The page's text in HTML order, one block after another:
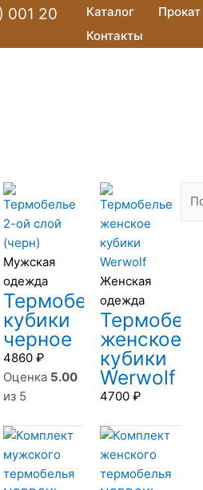
001 20
Каталог Прокат
Контакты
Мужская
одежда
Термобелье
кубики
черное
4860₽
Оценка 5.00
из 5
Женская
одежда
женское
кубики
Werwolf
4700₽